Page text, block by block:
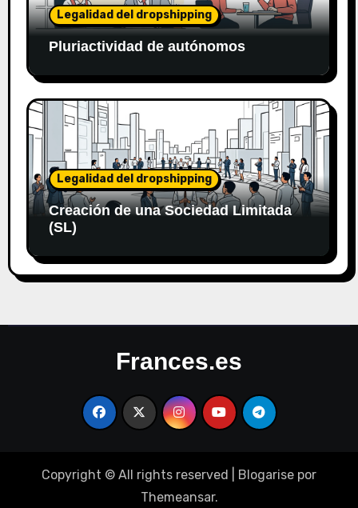
Legalidad del dropshipping
Pluriactividad de autónomos
Legalidad del dropshipping
Creación de una Sociedad Limitada
(SL)
Frances.es
Copyright © All rights reserved Blogarise por
Themeansar.